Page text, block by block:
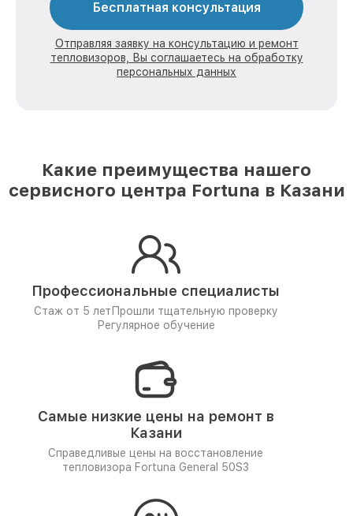
Бесплатная консультация
Отправляя заявку на консультацию и ремонт
тепловизоров, Вы соглашаетесь на обработку
персональных данных
Какие преимущества нашего
сервисного центра Fortuna в Казани
Профессиональные специалисты
Стаж от 5 лет Прошли тщательную проверку
Регулярное обучение
Самые низкие цены на ремонт в
Казани
Справедливые цены на восстановление
тепловизора Fortuna General 50S3